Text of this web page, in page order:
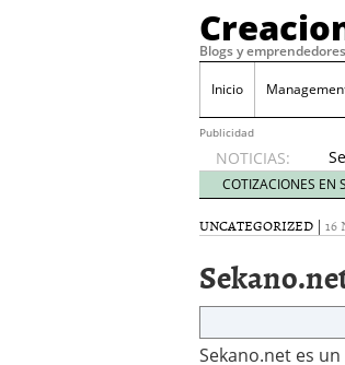
Blogs y emprendedores
Inicio
Publicidad
NOTICIAS:
la
COTIZACIONES EN
UNCATEGORIZED | 16
Sekano.net es